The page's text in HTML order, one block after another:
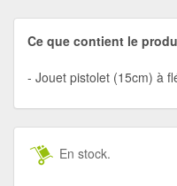
Ce que contient le
Jouet pistolet (15cm) à
En stock.